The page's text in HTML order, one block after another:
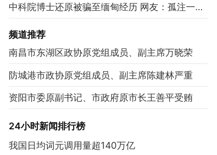
中科院博士还原被骗至缅甸经历 网友：孤注一掷现实版
频道推荐
南昌市东湖区政协原党组成员、副主席万晓荣
防城港市政协原党组成员、副主席陈建林严重
资阳市委原副书记、市政府原市长王善平受贿
24小时新闻排行榜
我国日均词元调用量超140万亿